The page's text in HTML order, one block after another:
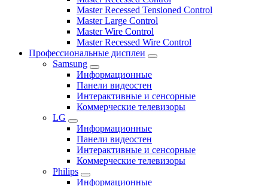
Master Recessed Tensioned Control
Master Large Control
Master Wire Control
Master Recessed Wire Control
Профессиональные дисплеи
Samsung
Информационные
Панели видеостен
Интерактивные и сенсорные
Коммерческие телевизоры
LG
Информационные
Панели видеостен
Интерактивные и сенсорные
Коммерческие телевизоры
Philips
Информационные